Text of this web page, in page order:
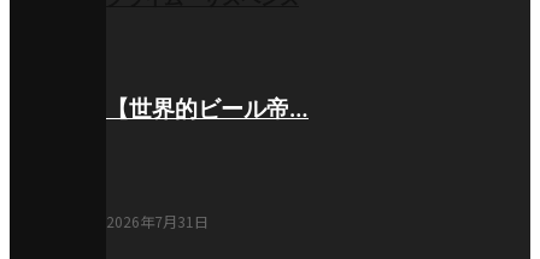
【世界的ビール帝…
2026年7月31日